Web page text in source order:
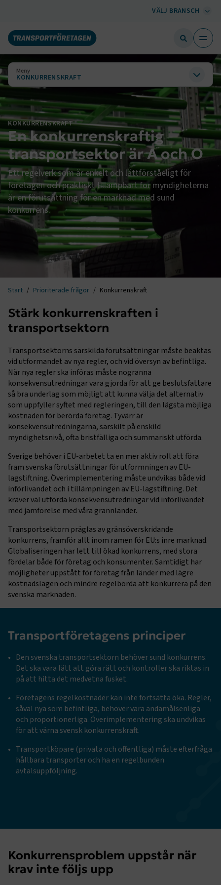
VÄLJ BRANSCH
Meny
KONKURRENSKRAFT
KONKURRENSKRAFT
En konkurrenskraftig
transportsektor är A och O
Ett regelverk som är enkelt och lättförståeligt för
företagen och praktiskt tillämpbart för myndigheterna
är en förutsättning för en marknad med sund
konkurrens.
Start Prioriterade frågor Konkurrenskraft
Stärk konkurrenskraften i
transportsektorn
Transportsektorns särskilda förutsättningar måste beaktas
vid utformandet av nya regler, och vid översyn av befintliga.
När nya regler ska införas måste nogranna
konsekvensutredningar vara gjorda för att ge beslutsfattare
så bra underlag som möjligt att kunna välja det alternativ
som uppfyller syftet med regleringen, till den lägsta möjliga
kostnaden för berörda företag. Tyvärr är
konsekvensutredningarna, särskilt på enskild
myndighetsnivå, ofta bristfälliga och summariskt utförda.
Sverige behöver i EU-arbetet ta en mer aktiv roll att föra
fram svenska förutsättningar för utformningen av EU-
lagstiftning. Överimplementering måste undvikas både vid
införlivandet och i tillämpningen av EU-lagstiftning. Det
kräver väl utförda konsekvensutredningar vid införlivandet
med jämförelse med våra grannländer.
Transportsektorn präglas av gränsöverskridande
konkurrens, framför allt inom ramen för EU:s inre marknad.
Globaliseringen har lett till ökad konkurrens, med stora
fördelar både för företag och konsumenter. Samtidigt har
möjligheter uppstått för företag från länder med lägre
kostnadslägen och mindre regelbörda att konkurrera på den
svenska marknaden.
Transportföretagens principer
Den svenska transportsektorn behöver sund konkurrens.
Det ska vara lätt att göra rätt och kontroller ska riktas in
på att hitta det medvetna fusket.
Företagens regelkostnader kan inte fortsätta öka. Regler,
såväl nya som befintliga, behöver vara ändamålsenliga
och proportionerliga. Överimplementering ska undvikas
för att värna svensk konkurrenskraft.
Transportköpare (privata och offentliga) måste efterfråga
hållbara transporter och ha en regelbunden
avtalsuppföljning.
Konkurrensproblem uppstår när
krav inte följs upp